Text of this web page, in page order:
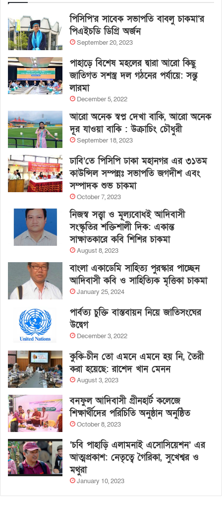
পিসিপি’র সাবেক সভাপতি বাবলু চাকমা’র
পিএইচডি ডিগ্রি অর্জন
September 20, 2023
পাহাড়ে বিশেষ মহলের দ্বারা আরো কিছু
জাতিগত সশস্ত্র দল গঠনের পর্যায়ে: সন্তু
লারমা
December 5, 2022
আরো অনেক স্বপ্ন দেখা বাকি, আরো অনেক
দূর যাওয়া বাকি : উক্রাচিং চৌধুরী
September 18, 2023
ঢাবি’তে পিসিপি ঢাকা মহানগর এর ৩১তম
কাউন্সিল সম্পন্নঃ সভাপতি জগদীশ এবং
সম্পাদক শুভ চাকমা
October 7, 2023
নিজস্ব সত্ত্বা ও মূল্যবোধই আদিবাসী
সংস্কৃতির শক্তিশালী দিক: একান্ত
সাক্ষাতকারে কবি শিশির চাকমা
August 8, 2023
বাংলা একাডেমি সাহিত্য পুরস্কার পাচ্ছেন
আদিবাসী কবি ও সাহিত্যিক মৃত্তিকা চাকমা
January 25, 2024
পার্বত্য চুক্তি বাস্তবায়ন নিয়ে জাতিসংঘের
উদ্বেগ
December 3, 2022
কুকি-চীন তো এমনে এমনে হয় নি, তৈরী
করা হয়েছে: রাশেদ খান মেনন
August 3, 2023
বনফুল আদিবাসী গ্রীনহার্ট কলেজে
শিক্ষার্থীদের পরিচিতি অনুষ্ঠান অনুষ্ঠিত
October 8, 2023
‘চবি পাহাড়ি এলামনাই এসোসিয়েশন’ এর
আত্মপ্রকাশ: নেতৃত্বে গৈরিকা, সুখেশ্বর ও
মথুরা
January 10, 2023